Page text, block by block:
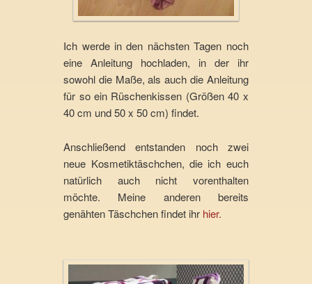
Ich werde in den nächsten Tagen noch
eine Anleitung hochladen, in der ihr
sowohl die Maße, als auch die Anleitung
für so ein Rüschenkissen (Größen 40 x
40 cm und 50 x 50 cm) findet.
Anschließend entstanden noch zwei
neue Kosmetiktäschchen, die ich euch
natürlich auch nicht vorenthalten
möchte. Meine anderen bereits
genähten Täschchen findet ihr hier.